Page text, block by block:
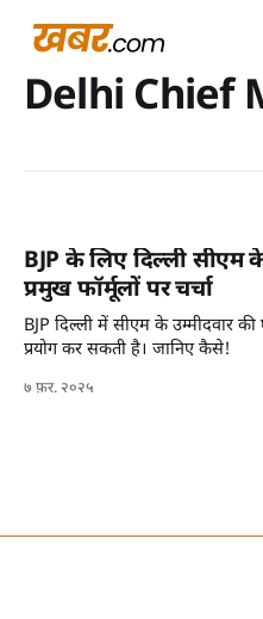
Delhi Chief
BJP के लिए दिल्ली सीएम
प्रमुख फॉर्मूलों पर चर्चा
BJP दिल्ली में सीएम के उम्मीदवार
प्रयोग कर सकती है। जानिए कैसे!
७ फ़र. २०२५